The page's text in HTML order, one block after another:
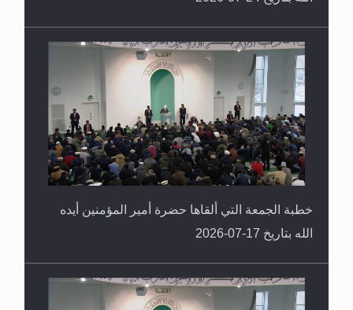
خطبة الجمعة التي ألقاها حضرة أمير المؤمنين أيده
الله بتاريخ 17-07-2026